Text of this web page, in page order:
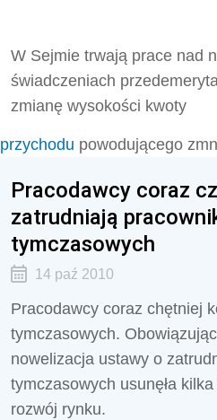
W Sejmie trwają prace nad
świadczeniach
zmianę wysokości kwoty
przychodu powodującego
Pracodawcy coraz
zatrudniają
tymczasowych
14 paź 2010
Pracodawcy coraz chętniej
tymczasowych.
nowelizacja ustawy o
tymczasowych usunęła
rozwój rynku.